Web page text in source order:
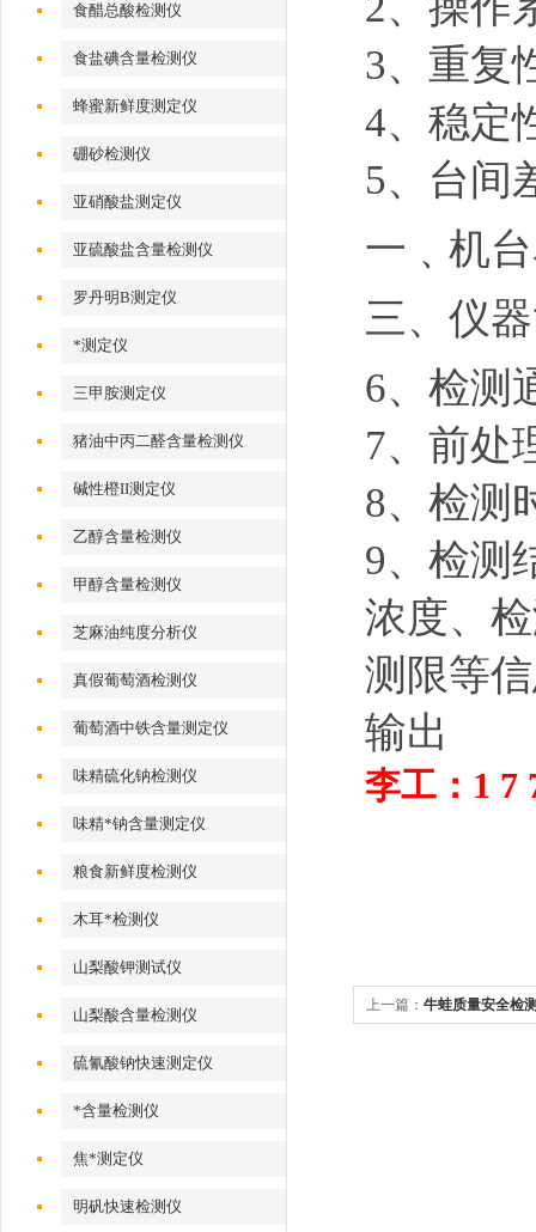
食醋总酸检测仪
食盐碘含量检测仪
蜂蜜新鲜度测定仪
硼砂检测仪
亚硝酸盐测定仪
亚硫酸盐含量检测仪
罗丹明B测定仪
*测定仪
三甲胺测定仪
猪油中丙二醛含量检测仪
碱性橙II测定仪
乙醇含量检测仪
甲醇含量检测仪
芝麻油纯度分析仪
真假葡萄酒检测仪
葡萄酒中铁含量测定仪
味精硫化钠检测仪
味精*钠含量测定仪
粮食新鲜度检测仪
木耳*检测仪
山梨酸钾测试仪
山梨酸含量检测仪
硫氰酸钠快速测定仪
*含量检测仪
焦*测定仪
明矾快速检测仪
3、重复
4、稳定
5、台间
一﹑机
三、仪
6、检测
7、前处
8、检测
9、检测
浓度、
测限等
输出
李工：1 7
上一篇： 牛蛙质量安全检